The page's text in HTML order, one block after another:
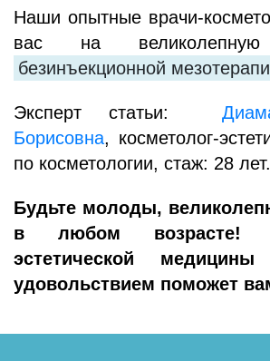
Наши опытные врачи-
вас на великолепную
безинъекционной
Эксперт статьи:
Борисовна, косметолог-
по косметологии, стаж: 28 лет.
Будьте молоды,
в любом возрасте!
эстетической
удовольствием поможет